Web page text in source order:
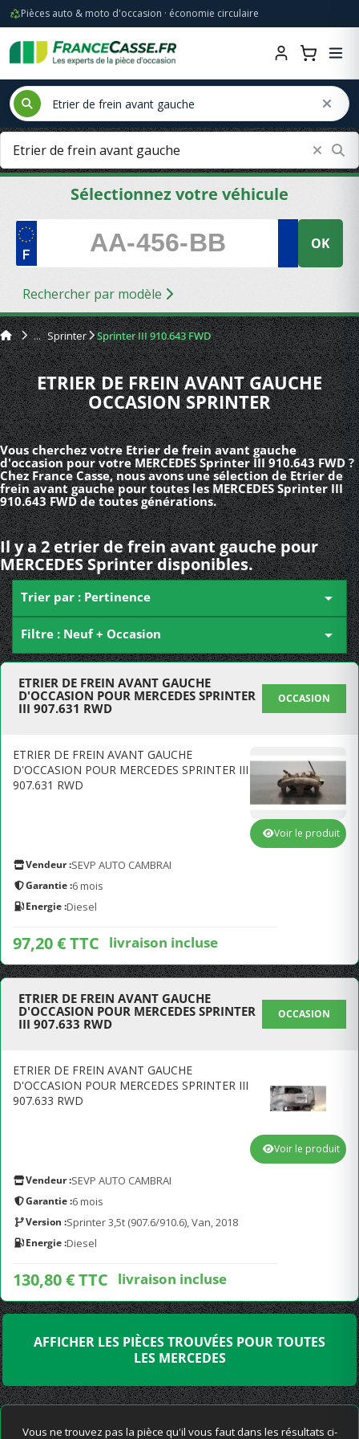
Pièces auto & moto d'occasion · économie circulaire
Sélectionnez votre véhicule
OK
Rechercher par modèle
Sprinter Sprinter III 910.643 FWD
ETRIER DE FREIN AVANT GAUCHE
OCCASION SPRINTER
Vous cherchez votre Etrier de frein avant gauche
d'occasion pour votre MERCEDES Sprinter III 910.643 FWD ?
Chez France Casse, nous avons une sélection de Etrier de
frein avant gauche pour toutes les MERCEDES Sprinter III
910.643 FWD de toutes générations.
Il y a 2 etrier de frein avant gauche pour
MERCEDES Sprinter disponibles.
Trier par : Pertinence 
Filtre : Neuf + Occasion 
ETRIER DE FREIN AVANT GAUCHE
D'OCCASION POUR MERCEDES SPRINTER
III 907.631 RWD
OCCASION
ETRIER DE FREIN AVANT GAUCHE
D'OCCASION POUR MERCEDES SPRINTER III
907.631 RWD
Vendeur :SEVP AUTO CAMBRAI
Garantie :6 mois
Energie :Diesel
97,20 € TTC livraison incluse
Voir le produit
ETRIER DE FREIN AVANT GAUCHE
D'OCCASION POUR MERCEDES SPRINTER
III 907.633 RWD
OCCASION
ETRIER DE FREIN AVANT GAUCHE
D'OCCASION POUR MERCEDES SPRINTER III
907.633 RWD
Vendeur :SEVP AUTO CAMBRAI
Garantie :6 mois
Version :Sprinter 3,5t (907.6/910.6), Van, 2018
Energie :Diesel
130,80 € TTC livraison incluse
Voir le produit
AFFICHER LES PIÈCES TROUVÉES POUR TOUTES
LES MERCEDES
Vous ne trouvez pas la pièce qu'il vous faut dans les résultats ci-